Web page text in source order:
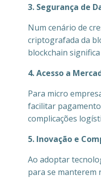
3. Segurança de
Num cenário de
criptografada da
blockchain
4. Acesso a
Para micro
facilitar
complicações
5. Inovação e
Ao adoptar
para se manterem